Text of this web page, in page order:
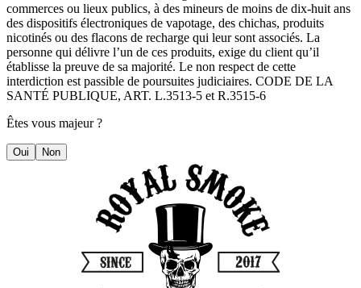
commerces ou lieux publics, à des mineurs de moins de dix-huit ans
des dispositifs électroniques de vapotage, des chichas, produits
nicotinés ou des flacons de recharge qui leur sont associés. La
personne qui délivre l’un de ces produits, exige du client qu’il
établisse la preuve de sa majorité. Le non respect de cette
interdiction est passible de poursuites judiciaires. CODE DE LA
SANTÉ PUBLIQUE, ART. L.3513-5 et R.3515-6
Êtes vous majeur ?
Oui Non